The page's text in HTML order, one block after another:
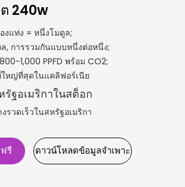
ต 240w
งแท่ง = หนึ่งโมดูล;
, การรวมกันแบบหนึ่งต่อหนึ่ง;
1,000 PPFD พร้อม CO2;
หญ่ที่สุดในแคลิฟอร์เนีย
ฐอเมริกาในสต็อก
รวดเร็วในสหรัฐอเมริกา
รี ดาวน์โหลดข้อมูลจำเพาะ